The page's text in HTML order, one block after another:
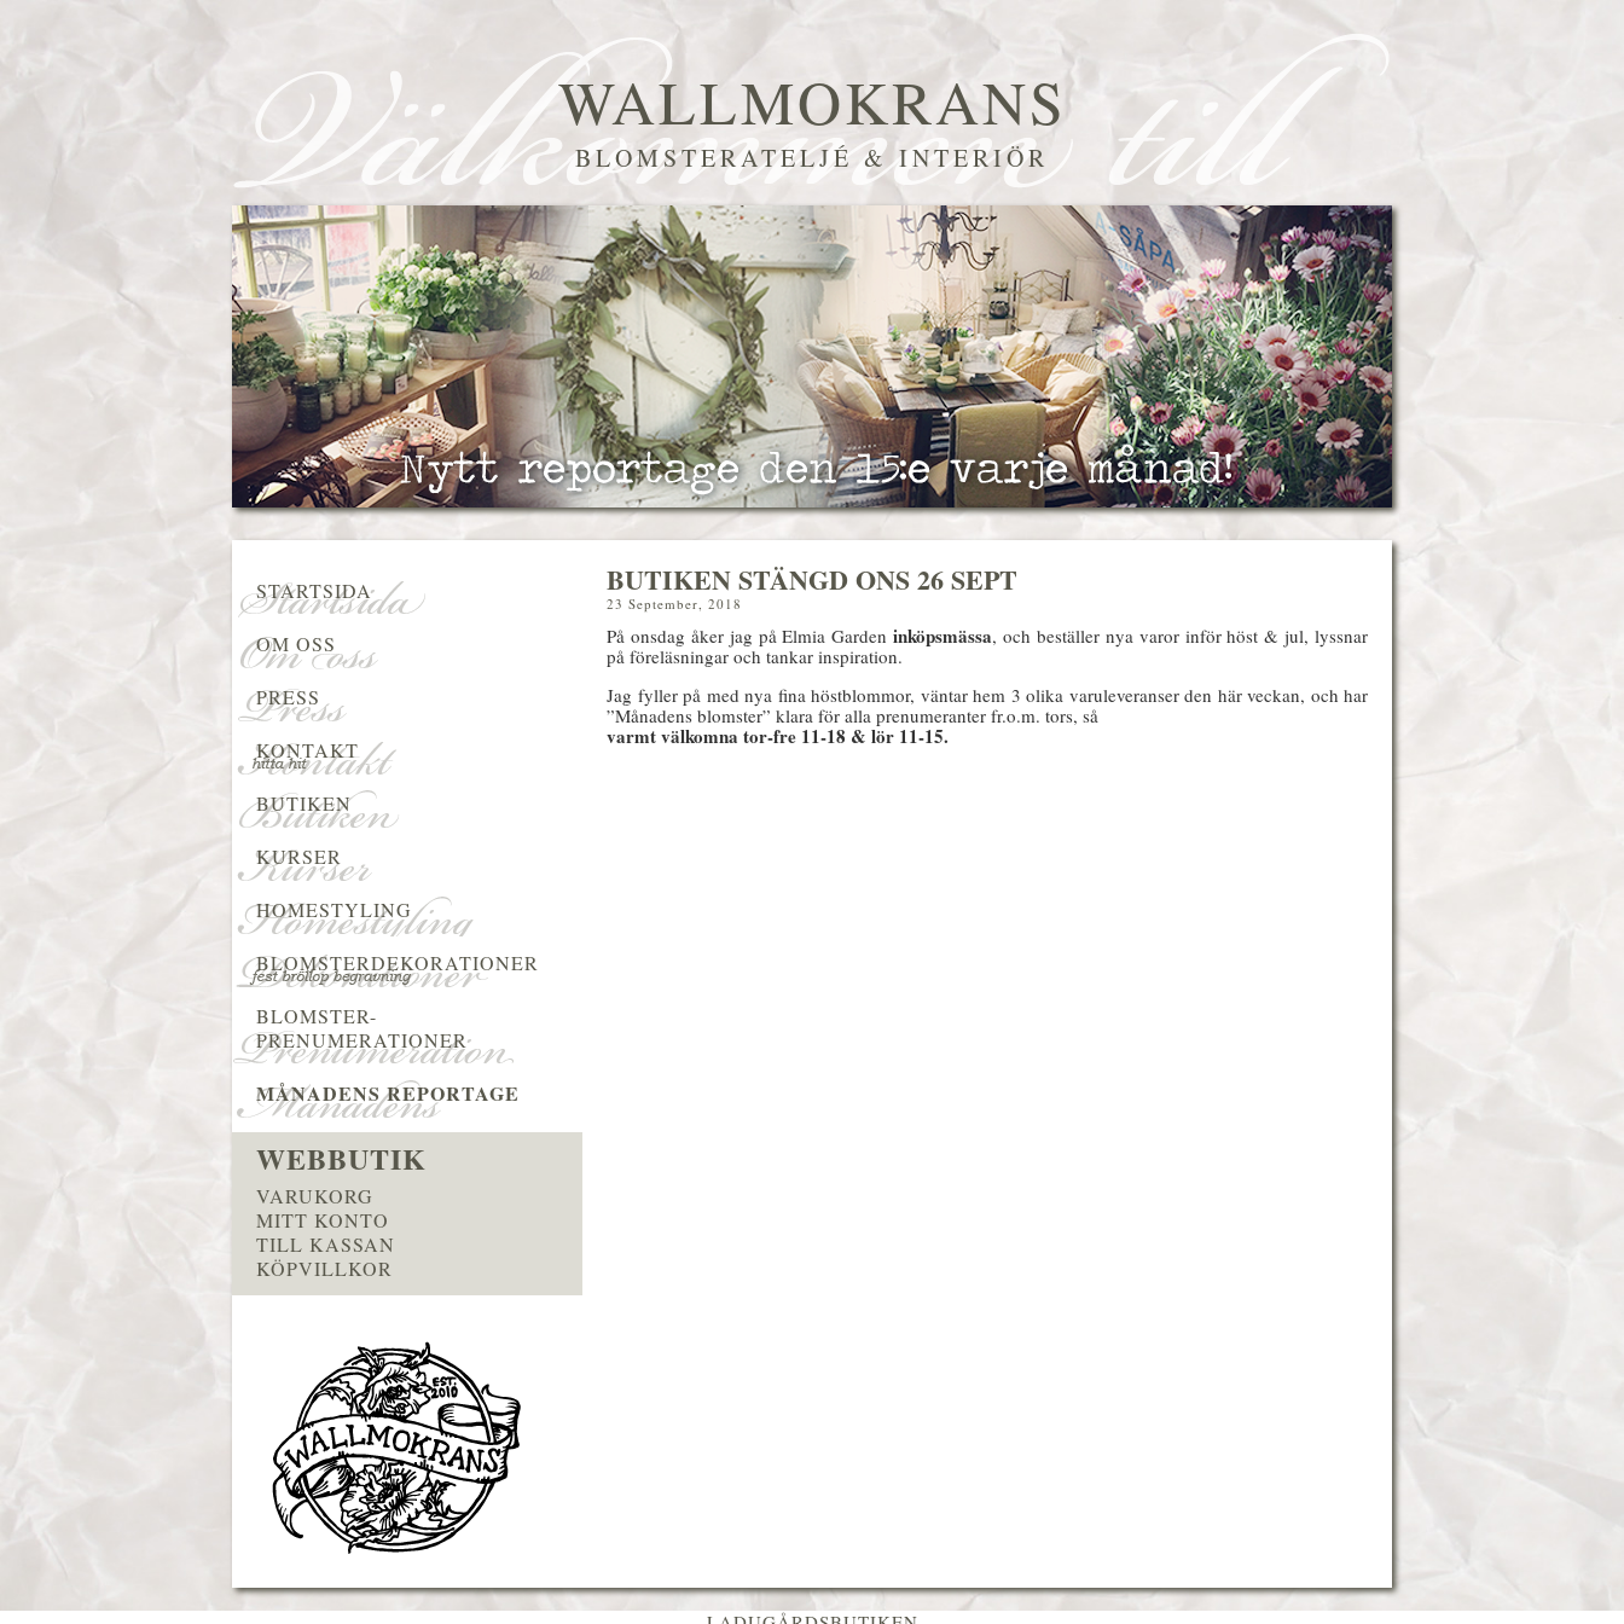
WALLMOKRANS
BLOMSTERATELJÉ & INTERIÖR
BUTIKEN STÄNGD ONS 26 SEPT
23 September, 2018
På onsdag åker jag på Elmia Gardeninköpsmässa, och beställer nya varor inför höst & jul, lyssnar
på föreläsningar och tankar inspiration.
Jag fyller på med nya fina höstblommor, väntar hem 3 olika varuleveranser den här veckan, och har
”Månadens blomster” klara för alla prenumeranter fr.o.m. tors, så
varmt välkomna tor-fre 11-18 & lör 11-15.
STARTSIDA
OM OSS
PRESS
KONTAKT
BUTIKEN
KURSER
HOMESTYLING
BLOMSTERDEKORATIONER
BLOMSTER-
PRENUMERATIONER
MÅNADENS REPORTAGE
WEBBUTIK
VARUKORG
MITT KONTO
TILL KASSAN
KÖPVILLKOR